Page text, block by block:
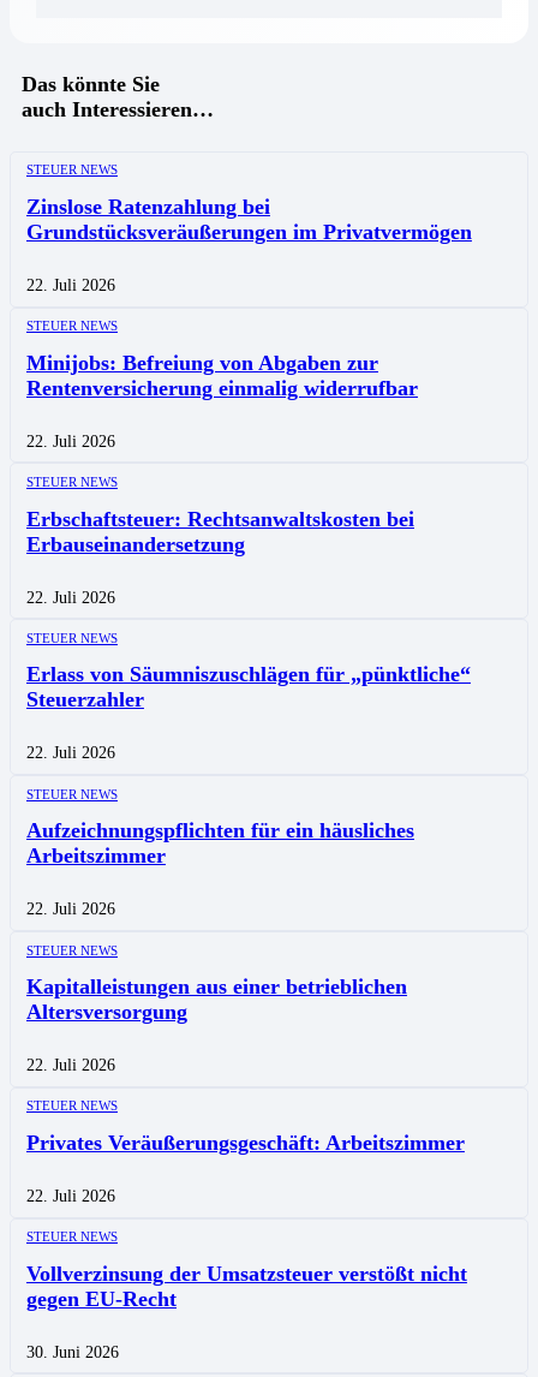
Das könnte Sie
auch Interessieren…
STEUER NEWS
Zinslose Ratenzahlung bei
Grundstücksveräußerungen im Privatvermögen
22. Juli 2026
STEUER NEWS
Minijobs: Befreiung von Abgaben zur
Rentenversicherung einmalig widerrufbar
22. Juli 2026
STEUER NEWS
Erbschaftsteuer: Rechtsanwaltskosten bei
Erbauseinandersetzung
22. Juli 2026
STEUER NEWS
Erlass von Säumniszuschlägen für „pünktliche“
Steuerzahler
22. Juli 2026
STEUER NEWS
Aufzeichnungspflichten für ein häusliches
Arbeitszimmer
22. Juli 2026
STEUER NEWS
Kapitalleistungen aus einer betrieblichen
Altersversorgung
22. Juli 2026
STEUER NEWS
Privates Veräußerungsgeschäft: Arbeitszimmer
22. Juli 2026
STEUER NEWS
Vollverzinsung der Umsatzsteuer verstößt nicht
gegen EU-Recht
30. Juni 2026